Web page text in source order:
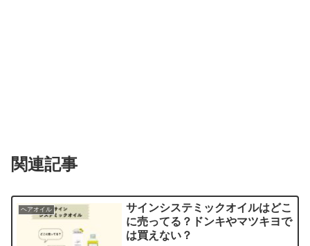
関連記事
ヘアオイル
サインシステミックオイルはどこ
に売ってる？ドンキやマツキヨで
は買えない？